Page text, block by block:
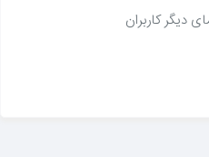
دیگر کاربران